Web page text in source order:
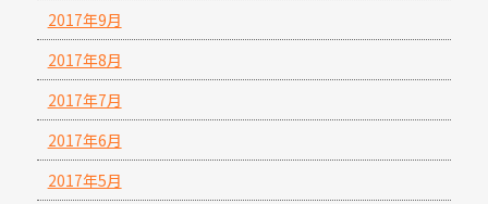
2017年9月
2017年8月
2017年7月
2017年6月
2017年5月